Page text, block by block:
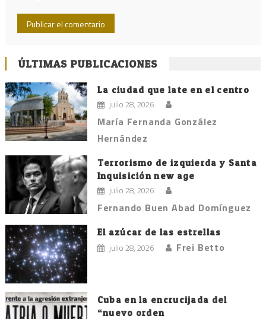
ÚLTIMAS PUBLICACIONES
La ciudad que late en el centro
julio 28, 2026
María Fernanda González
Hernández
Terrorismo de izquierda y Santa
Inquisición new age
julio 28, 2026
Fernando Buen Abad Domínguez
El azúcar de las estrellas
julio 28, 2026 Frei Betto
Cuba en la encrucijada del
“nuevo orden